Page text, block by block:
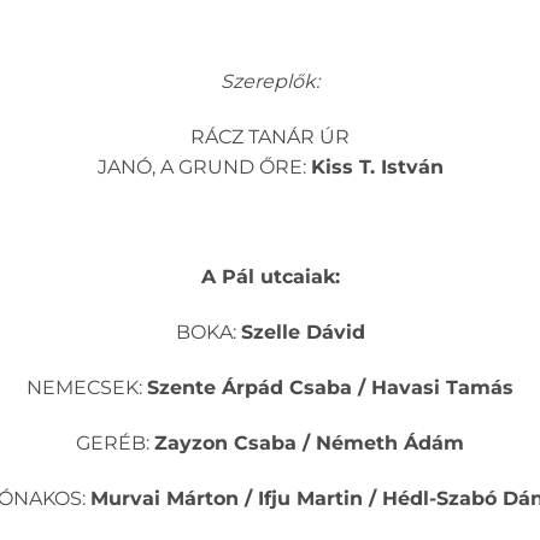
Szereplők:
RÁCZ TANÁR ÚR
JANÓ, A GRUND ŐRE: Kiss T. István
A Pál utcaiak:
BOKA: Szelle Dávid
NEMECSEK: Szente Árpád Csaba / Havasi Tamás
GERÉB: Zayzon Csaba / Németh Ádám
Murvai Márton / Ifju Martin / Hédl-Szabó